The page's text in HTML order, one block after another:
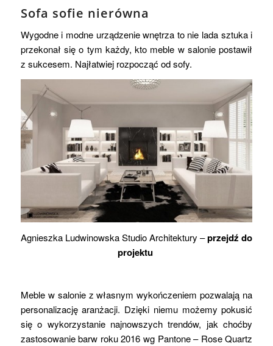
Sofa sofie nierówna
Wygodne i modne urządzenie wnętrza to nie lada sztuka i
przekonał się o tym każdy, kto meble w salonie postawił
z sukcesem. Najłatwiej rozpocząć od sofy.
Agnieszka Ludwinowska Studio Architektury –przejdź do
projektu
Meble w salonie z własnym wykończeniem pozwalają na
personalizację aranżacji. Dzięki niemu możemy pokusić
się o wykorzystanie najnowszych trendów, jak choćby
zastosowanie barw roku 2016 wg Pantone – Rose Quartz